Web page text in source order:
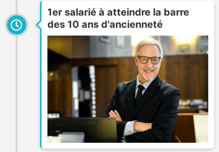
1er salarié à atteindre la barre
des 10 ans d'ancienneté